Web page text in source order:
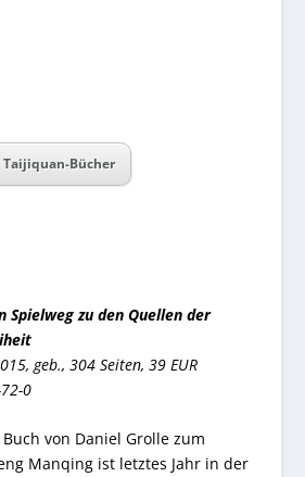
Taijiquan-Bücher
Spielweg zu den Quellen der
geb., 304 Seiten, 39 EUR
0
von Daniel Grolle zum
Manqing ist letztes Jahr in der